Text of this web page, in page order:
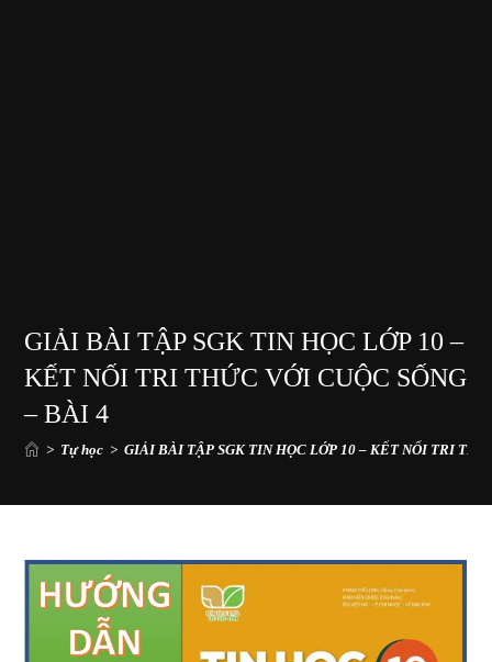
GIẢI BÀI TẬP SGK TIN HỌC LỚP 10 –
KẾT NỐI TRI THỨC VỚI CUỘC SỐNG
– BÀI 4
> Tự học > GIẢI BÀI TẬP SGK TIN HỌC LỚP 10 – KẾT NỐI TRI